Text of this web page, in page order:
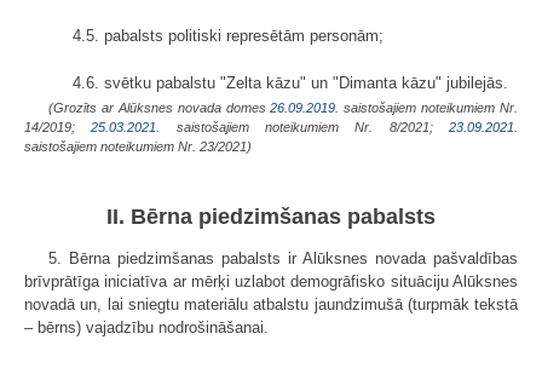
4.5. pabalsts politiski represētām personām;
4.6. svētku pabalstu "Zelta kāzu" un "Dimanta kāzu" jubilejās.
(Grozīts ar Alūksnes novada domes26.09.2019. saistošajiem noteikumiem Nr.
14/2019;25.03.2021. saistošajiem noteikumiem Nr. 8/2021;23.09.2021.
saistošajiem noteikumiem Nr. 23/2021)
II. Bērna piedzimšanas pabalsts
5. Bērna piedzimšanas pabalsts ir Alūksnes novada pašvaldības
brīvprātīga iniciatīva ar mērķi uzlabot demogrāfisko situāciju Alūksnes
novadā un, lai sniegtu materiālu atbalstu jaundzimušā (turpmāk tekstā
– bērns) vajadzību nodrošināšanai.